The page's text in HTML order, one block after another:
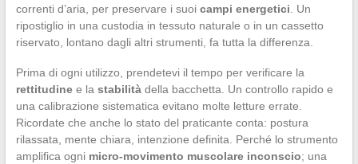
correnti d’aria, per preservare i suoi campi energetici . Un
ripostiglio in una custodia in tessuto naturale o in un cassetto
riservato, lontano dagli altri strumenti, fa tutta la differenza.
Prima di ogni utilizzo, prendetevi il tempo per verificare la
rettitudinee la stabilitàdella bacchetta. Un controllo rapido e
una calibrazione sistematica evitano molte letture errate.
Ricordate che anche lo stato del praticante conta: postura
rilassata, mente chiara, intenzione definita. Perché lo strumento
amplifica ogni micro-movimento muscolare inconscio; una